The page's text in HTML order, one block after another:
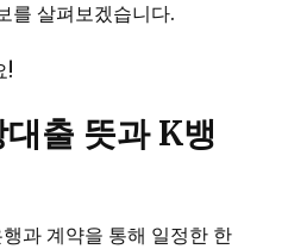
를 살펴보겠습니다.
!
출 뜻과 K뱅
과 계약을 통해 일정한 한